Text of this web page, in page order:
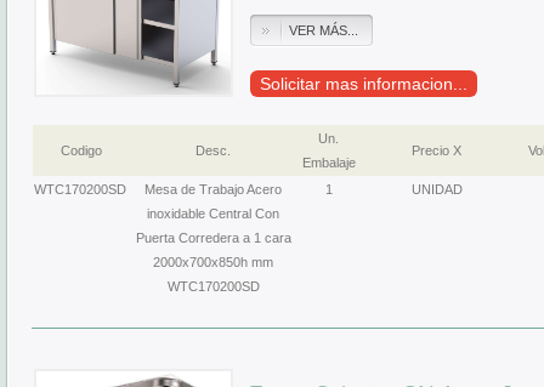
VER MÁS...
Solicitar mas informacion...
Codigo Desc.
Un.
Embalaje
Precio X
WTC170200SD
Mesa de Trabajo Acero
inoxidable Central Con
Puerta Corredera a 1 cara
2000x700x850h mm
WTC170200SD
1 UNIDAD